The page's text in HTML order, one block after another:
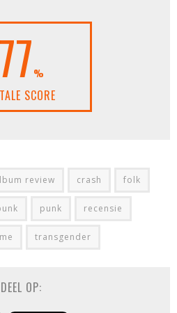
77%
SCORE
review crash folk
punk recensie
transgender
DEEL OP: